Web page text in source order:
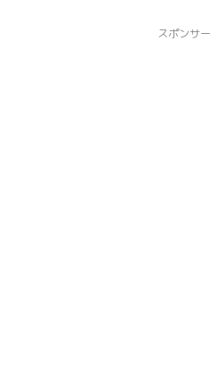
スポンサ